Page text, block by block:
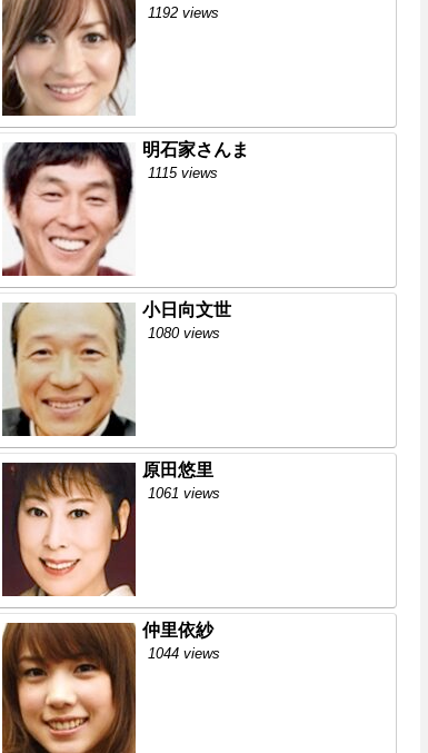
1192 views
明石家さんま
1115 views
小日向文世
1080 views
原田悠里
1061 views
仲里依紗
1044 views